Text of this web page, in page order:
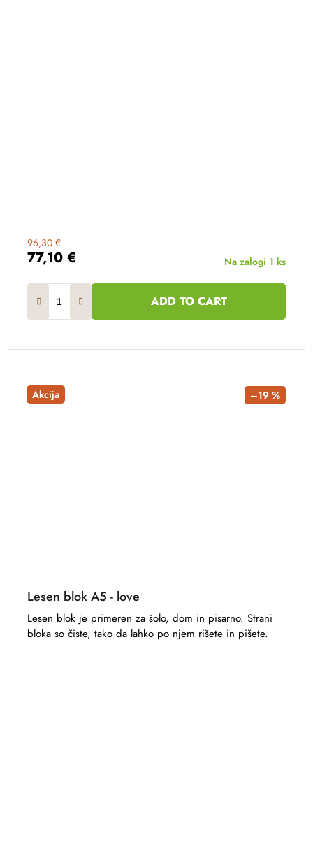
77,10 €
96,30 €
Na zalogi 1 ks
ADD TO CART
Akcija –19 %
Lesen blok A5 - love
Lesen blok je primeren za šolo, dom in pisarno. Strani
bloka so čiste, tako da lahko po njem rišete in pišete.